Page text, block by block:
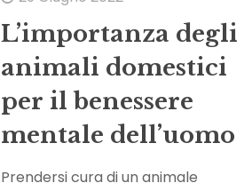
L’importanza degli
animali domestici
per il benessere
mentale dell’uomo
Prendersi cura di un animale